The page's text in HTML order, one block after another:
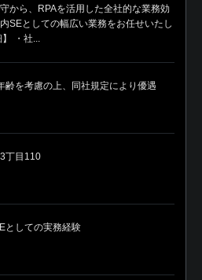
から、RPAを活用した全社的な業務効
SEとしての幅広い業務をお任せいたし
・社...
齢を考慮の上、同社規定により優遇
丁目110
としての実務経験